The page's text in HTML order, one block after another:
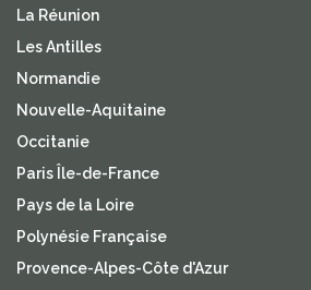
La Réunion
Les Antilles
Normandie
Nouvelle-Aquitaine
Occitanie
Paris Île-de-France
Pays de la Loire
Polynésie Française
Provence-Alpes-Côte d'Azur